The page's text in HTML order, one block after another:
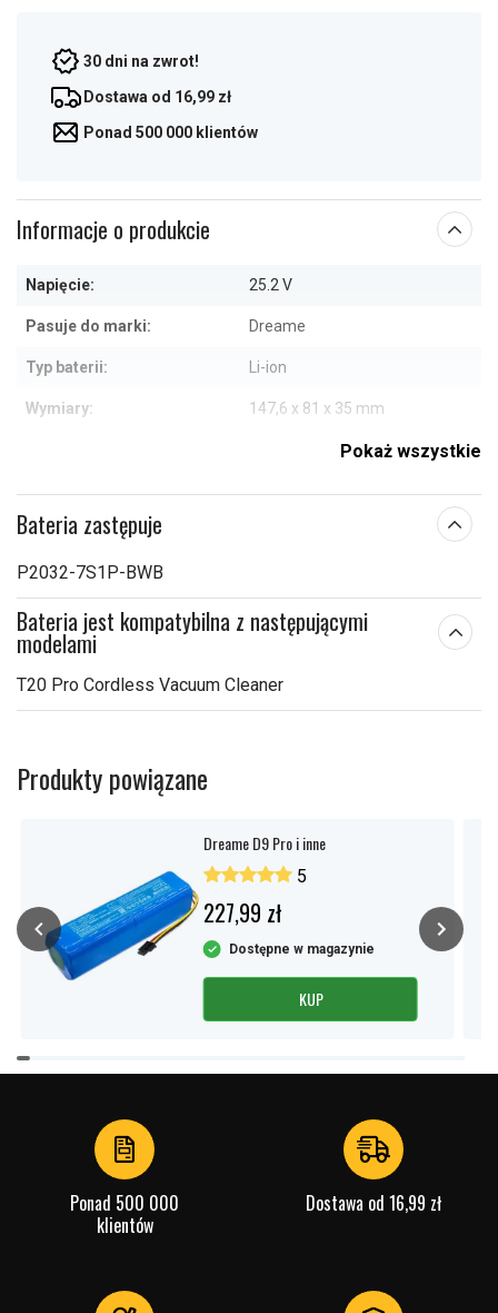
30 dni na zwrot!
Dostawa od 16,99 zł
Ponad 500 000 klientów
Informacje o produkcie
Napięcie: 25.2 V
Pasuje do marki: Dreame
Typ baterii: Li-ion
Wymiary: 147,6 x 81 x 35 mm
Pokaż wszystkie
Bateria zastępuje
P2032-7S1P-BWB
Bateria jest kompatybilna z następującymi
modelami
T20 Pro Cordless Vacuum Cleaner
Produkty powiązane
Dreame D9 Pro i inne
5
227,99 zł
Dostępne w magazynie
KUP
Item
1
Ponad 500 000
klientów
Dostawa od 16,99 zł